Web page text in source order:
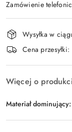
Zamówienie
Dostępność
i
dostawa
Wysyłka w
Cena przesyłki:
Więcej o
Materiał dominujący: